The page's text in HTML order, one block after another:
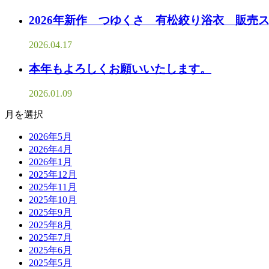
2026年新作 つゆくさ 有松絞り浴衣 販売
2026.04.17
本年もよろしくお願いいたします。
2026.01.09
月を選択
2026年5月
2026年4月
2026年1月
2025年12月
2025年11月
2025年10月
2025年9月
2025年8月
2025年7月
2025年6月
2025年5月